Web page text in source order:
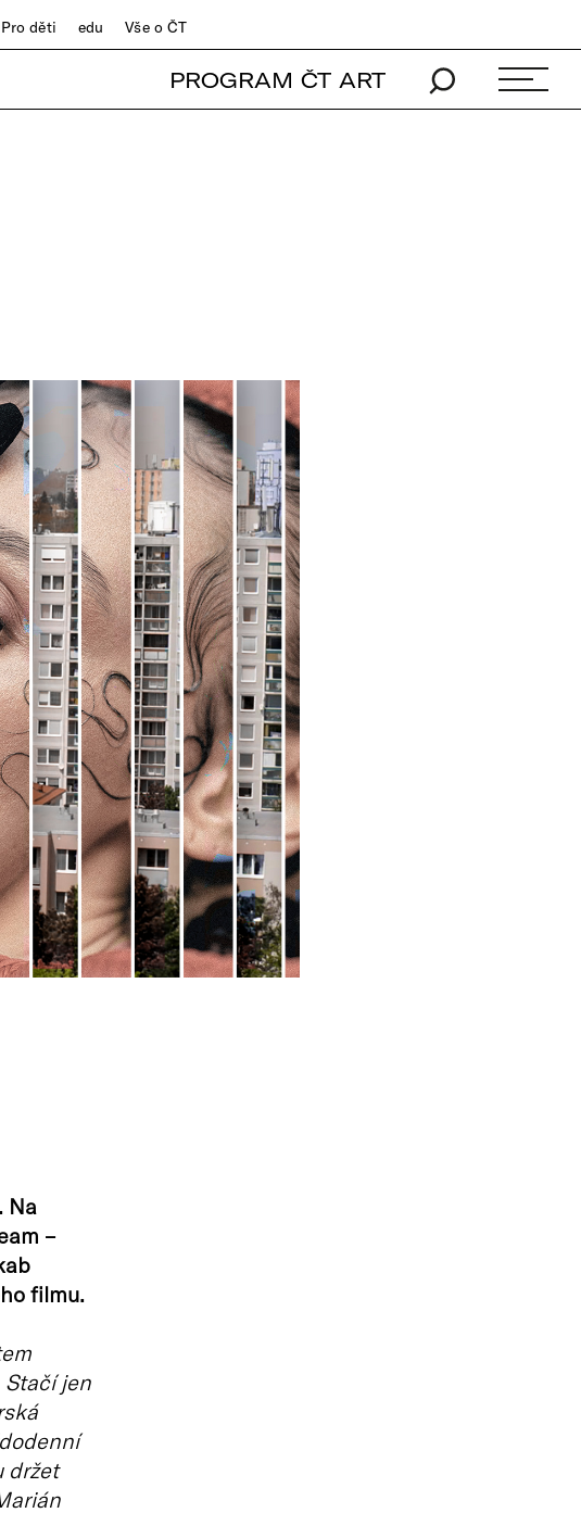
Pro děti edu Vše o ČT
PROGRAM ČT ART
Na
–
filmu.
jen
držet